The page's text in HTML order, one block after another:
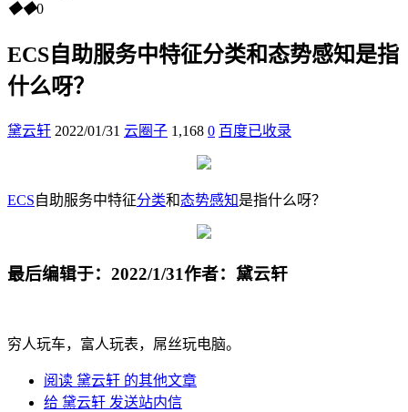
◆◆0
ECS自助服务中特征分类和态势感知是指
什么呀？
黛云轩 2022/01/31 云圈子 1,168 0 百度已收录
ECS自助服务中特征分类和态势感知是指什么呀？
最后编辑于：2022/1/31作者：黛云轩
穷人玩车，富人玩表，屌丝玩电脑。
阅读 黛云轩 的其他文章
给 黛云轩 发送站内信